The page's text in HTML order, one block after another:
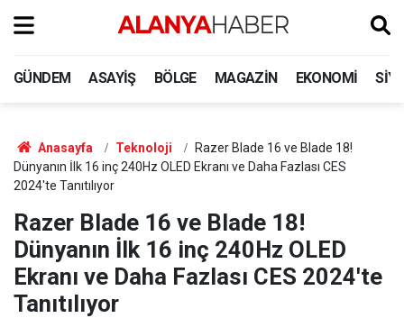
GÜNDEM ASAYIŞ BÖLGE MAGAZIN EKONOMI
Anasayfa Teknoloji
Razer Blade 16 ve Blade 18!
Dünyanın İlk 16 inç 240Hz OLED Ekranı ve Daha Fazlası CES
2024'te Tanıtılıyor
Razer Blade 16 ve Blade 18!
Dünyanın İlk 16 inç 240Hz OLED
Ekranı ve Daha Fazlası CES 2024'te
Tanıtılıyor